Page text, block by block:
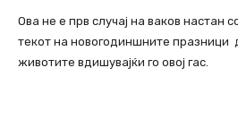
Ова не е прв случај на ваков настан
текот на новогодиншните празници
животите вдишувајќи го овој гас.